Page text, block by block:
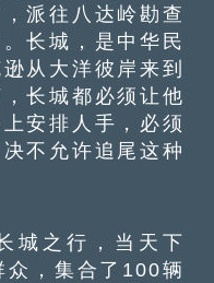
派往八达岭勘查
长城，是中华民
从大洋彼岸来到
长城都必须让他
安排人手，必须
不允许追尾这种
之行，当天下
，集合了100辆